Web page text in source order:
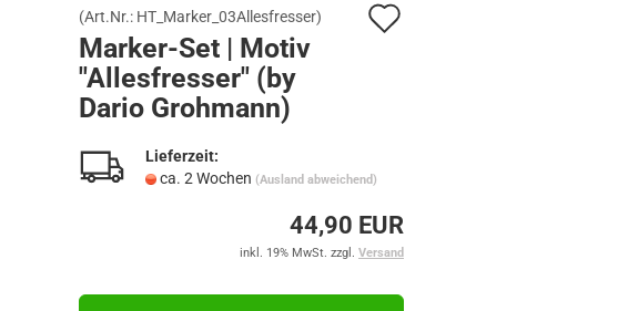
Konto erstellen
Passwort vergessen?
(Art.Nr.: HT_Marker_03Allesfresser)
Marker-Set | Motiv
"Allesfresser" (by
Dario Grohmann)
Lieferzeit:
ca. 2 Wochen (Ausland abweichend)
44,90 EUR
inkl. 19% MwSt. zzgl. Versand